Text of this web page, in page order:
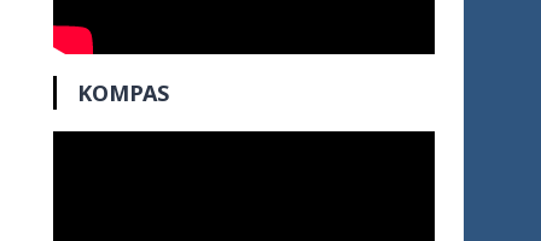
KOMPAS